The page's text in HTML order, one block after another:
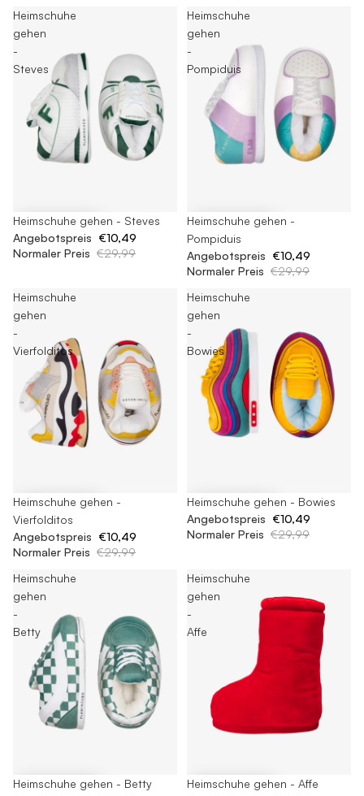
Heimschuhe
gehen
-
Steves
-65%
Heimschuhe gehen - Steves
Angebotspreis €10,49
Normaler Preis €29,99
Heimschuhe
gehen
-
Pompiduis
-65%
Heimschuhe gehen -
Pompiduis
Angebotspreis €10,49
Normaler Preis €29,99
Heimschuhe
gehen
-
Vierfolditos
-65%
Heimschuhe gehen -
Vierfolditos
Angebotspreis €10,49
Normaler Preis €29,99
Heimschuhe
gehen
-
Bowies
-65%
Heimschuhe gehen - Bowies
Angebotspreis €10,49
Normaler Preis €29,99
Heimschuhe
gehen
-
Betty
-65%
Heimschuhe gehen - Betty
Heimschuhe
gehen
-
Affe
-65%
Heimschuhe gehen - Affe